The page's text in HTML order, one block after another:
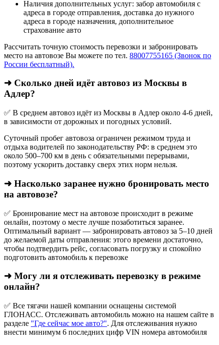
Наличия дополнительных услуг: забор автомобиля с
адреса в городе отправления, доставка до нужного
адреса в городе назначения, дополнительное
страхование авто
Рассчитать точную стоимость перевозки и забронировать
место на автовозе Вы можете по тел. 88007755165 (Звонок по
России бесплатный).
➜ Сколько дней идёт автовоз из Москвы в
Адлер?
✅ В среднем автовоз идёт из Москвы в Адлер около 4-6 дней,
в зависимости от дорожных и погодных условий.
Суточный пробег автовоза ограничен режимом труда и
отдыха водителей по законодательству РФ: в среднем это
около 500–700 км в день с обязательными перерывами,
поэтому ускорить доставку сверх этих норм нельзя.
➜ Насколько заранее нужно бронировать место
на автовозе?
✅ Бронирование мест на автовозе происходит в режиме
онлайн, поэтому о месте лучше позаботиться заранее.
Оптимальный вариант — забронировать автовоз за 5–10 дней
до желаемой даты отправления: этого времени достаточно,
чтобы подтвердить рейс, согласовать погрузку и спокойно
подготовить автомобиль к перевозке
➜ Могу ли я отслеживать перевозку в режиме
онлайн?
✅ Все тягачи нашей компании оснащены системой
ГЛОНАСС. Отслеживать автомобиль можно на нашем сайте в
разделе "Где сейчас мое авто?". Для отслеживания нужно
внести минимум 6 последних цифр VIN номера автомобиля